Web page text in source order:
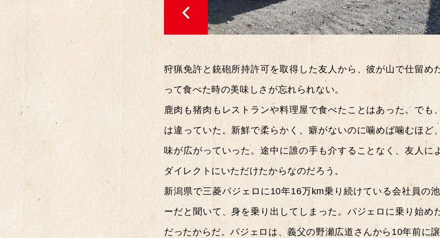
狩猟免許と銃砲所持許可を取得した友人から、彼が山で仕留め
って食べた時の美味しさが忘れられない。
鹿肉も猪肉もレストランや料理屋で食べたことはあった。でも
は違っていた。新鮮で柔らかく、癖がないのに噛めば噛むほど
味が広がっていった。途中に誰の手も介することなく、友人に
ダイレクトにいただけたからなのだろう。
新潟県で三菱パジェロに10年16万km乗り続けている会社員の
ーだと聞いて、身を乗り出してしまった。パジェロに乗り始め
だったからだ。パジェロは、義父の野瀬広道さんから10年前に譲